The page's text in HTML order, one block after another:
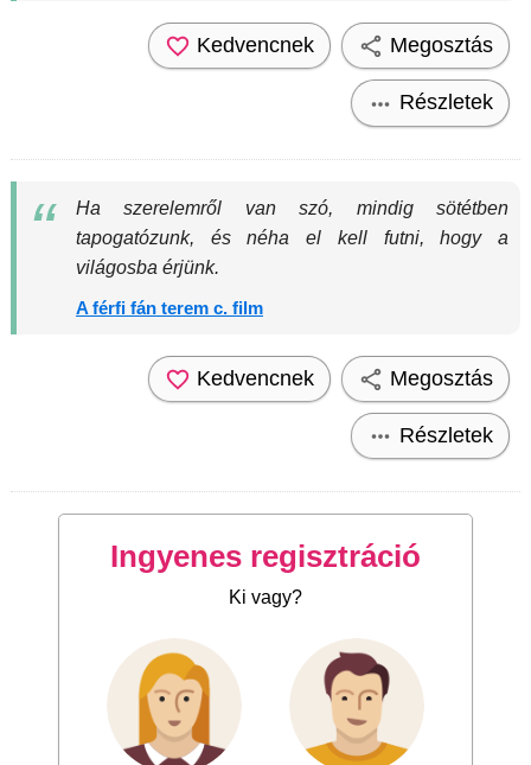
Kedvencnek Megosztás
Részletek
Ha szerelemről van szó, mindig sötétben
tapogatózunk, és néha el kell futni, hogy a
világosba érjünk.
A férfi fán terem c. film
Kedvencnek Megosztás
Részletek
Ingyenes regisztráció
Ki vagy?